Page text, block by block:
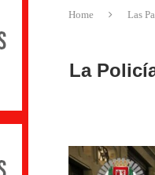
Home Las
La